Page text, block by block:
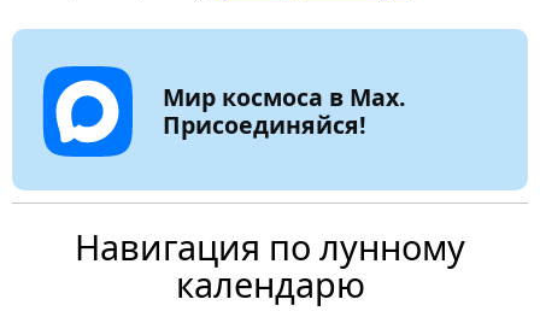
Мир космоса в Max.
Присоединяйся!
Навигация по лунному
календарю